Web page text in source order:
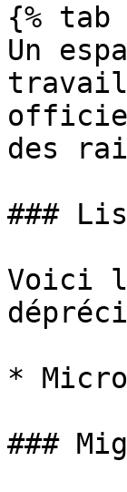
{%
Un
travail
des
###
Voici
*
###